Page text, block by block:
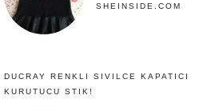
SHEINSIDE.COM
DUCRAY RENKLI SIVILCE KAPATICI
KURUTUCU STIK!